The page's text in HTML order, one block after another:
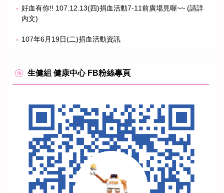
好血有你!! 107.12.13(四)捐血活動7-11前廣場見喔~~ (請詳
內文)
107年6月19日(二)捐血活動資訊
生健組 健康中心 FB粉絲專頁